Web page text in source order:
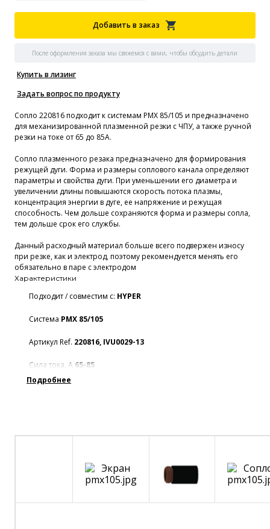
Добавить в заказ
После оформления заказа мы свяжемся с вами, чтобы обсудить детали
Купить в лизинг
Задать вопрос по продукту
Сопло 220816 подходит к системам PMX 85/105 и предназначено
для механизированной плазменной резки с ЧПУ, а также ручной
резки на токе от 65 до 85А.
Сопло плазменного резака предназначено для формирования
режущей дуги. Форма и размеры соплового канала определяют
параметры и свойства дуги. При уменьшении его диаметра и
увеличении длины повышаются скорость потока плазмы,
концентрация энергии в дуге, ее напряжение и режущая
способность. Чем дольше сохраняются форма и размеры сопла,
тем дольше срок его службы.
Данный расходный материал больше всего подвержен износу
при резке, как и электрод, поэтому рекомендуется менять его
обязательно в паре с электродом
Характеристики
Подходит / совместим с: HYPER
Система PMX 85/105
Артикул Ref. 220816, IVU0029-13
Сила тока, А 65-85
Подробнее